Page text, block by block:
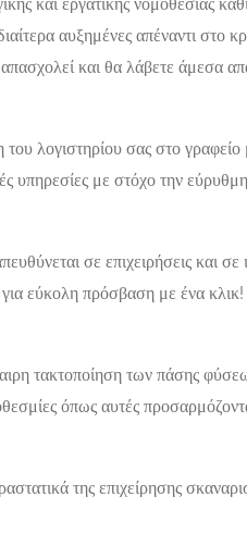
αυξημένες απέναντι στο
και θα λάβετε άμεσα
λογιστηρίου σας στο
υπηρεσίες με στόχο την εύρυθμη
σε επιχειρήσεις και σε
εύκολη πρόσβαση με ένα κλικ!
τακτοποίηση των πάσης
όπως αυτές
της επιχείρησης
ΒΑΣΙΛΕΙΟΣ
Πίνδου 12-14, Αθήνα,
Τ.Κ.11255